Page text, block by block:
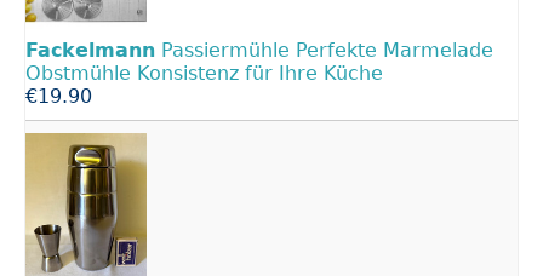
Fackelmann Passiermühle Perfekte Marmelade
Obstmühle Konsistenz für Ihre Küche
€19.90